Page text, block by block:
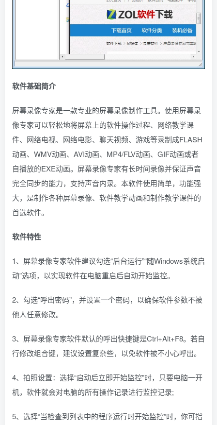
软件基础简介
屏幕录像专家是一款专业的屏幕录像制作工具。使用屏幕录
像专家可以轻松地将屏幕上的软件操作过程、网络教学课
件、网络电视、网络电影、聊天视频、游戏等录制成FLASH
动画、WMV动画、AVI动画、MP4/FLV动画、GIF动画或者
自播放的EXE动画。屏幕录像专家有长时间录像并保证声音
完全同步的能力，支持声音内录。本软件使用简单，功能强
大，是制作各种屏幕录像、软件教学动画和制作教学课件的
首选软件。
软件特性
1、屏幕录像专家软件建议勾选“后台运行”“随Windows系统启
动”选项，以实现软件在电脑重启后自动开始监控。
2、勾选“呼出密码”，并设置一个密码，以确保软件参数不被
他人任意修改。
3、屏幕录像专家软件默认的呼出快捷键是Ctrl+Alt+F8。若自
行修改组合键，建议设置复杂些，以免软件被不小心呼出。
4、拍照设置：选择“启动后立即开始监控”时，只要电脑一开
机，软件就会对电脑的所有操作记录进行监控记录;
5、选择“当检查到列表中的程序运行时开始监控”时，你可指